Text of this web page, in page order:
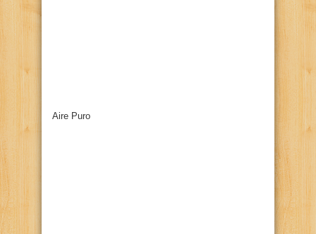
Aire Puro